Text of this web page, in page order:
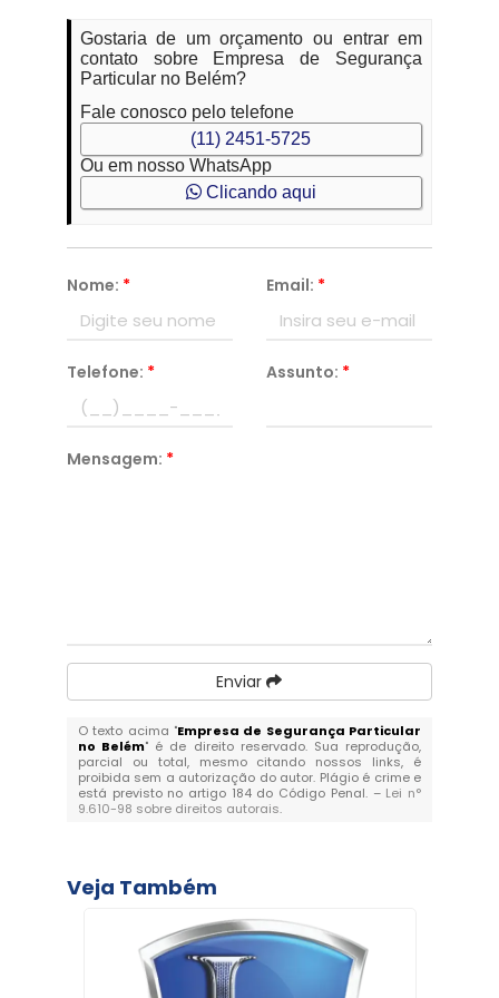
Gostaria de um orçamento ou entrar em
contato sobre Empresa de Segurança
Particular no Belém?
Fale conosco pelo telefone
(11) 2451-5725
Ou em nosso WhatsApp
Clicando aqui
Nome: * Email: *
Telefone: * Assunto: *
Mensagem: *
Enviar
O texto acima "Empresa de Segurança Particular
no Belém" é de direito reservado. Sua reprodução,
parcial ou total, mesmo citando nossos links, é
proibida sem a autorização do autor. Plágio é crime e
está previsto no artigo 184 do Código Penal. – Lei n°
9.610-98 sobre direitos autorais.
Veja Também